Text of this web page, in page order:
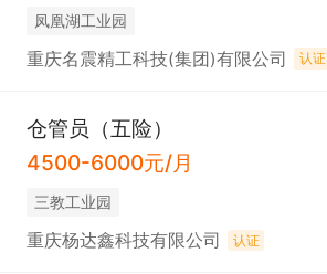
凤凰湖工业园
重庆名震精工科技(集团)有限公司 认证
仓管员（五险）
4500-6000元/月
三教工业园
重庆杨达鑫科技有限公司 认证